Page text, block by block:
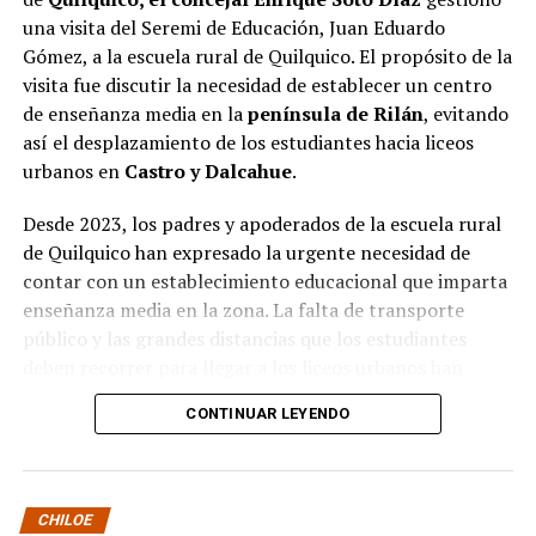
una visita del Seremi de Educación, Juan Eduardo
Gómez, a la escuela rural de Quilquico. El propósito de la
visita fue discutir la necesidad de establecer un centro
de enseñanza media en lapenínsula de Rilán, evitando
así el desplazamiento de los estudiantes hacia liceos
urbanos en Castro y Dalcahue.
Desde 2023, los padres y apoderados de la escuela rural
de Quilquico han expresado la urgente necesidad de
contar con un establecimiento educacional que imparta
enseñanza media en la zona. La falta de transporte
público y las grandes distancias que los estudiantes
generado preocupaciones sobre el desapego familiar y el
aumento de la deserción escolar.
Durante la visita, el Seremi de Educación pudo conocer
de primera mano el proyecto educativo de la escuela, el
CONTINUAR LEYENDO
CHILOE